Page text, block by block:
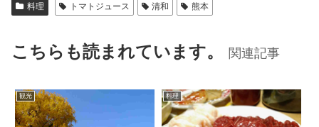
料理 トマトジュース 清和 熊本
こちらも読まれています。 関連記事
観光 料理